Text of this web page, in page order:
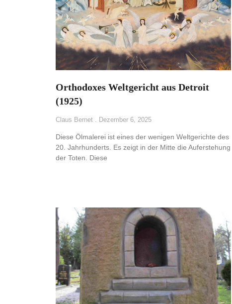
Orthodoxes Weltgericht aus Detroit
(1925)
Claus Bernet Dezember 6, 2025
Diese Ölmalerei ist eines der wenigen Weltgerichte des
20. Jahrhunderts. Es zeigt in der Mitte die Auferstehung
der Toten. Diese